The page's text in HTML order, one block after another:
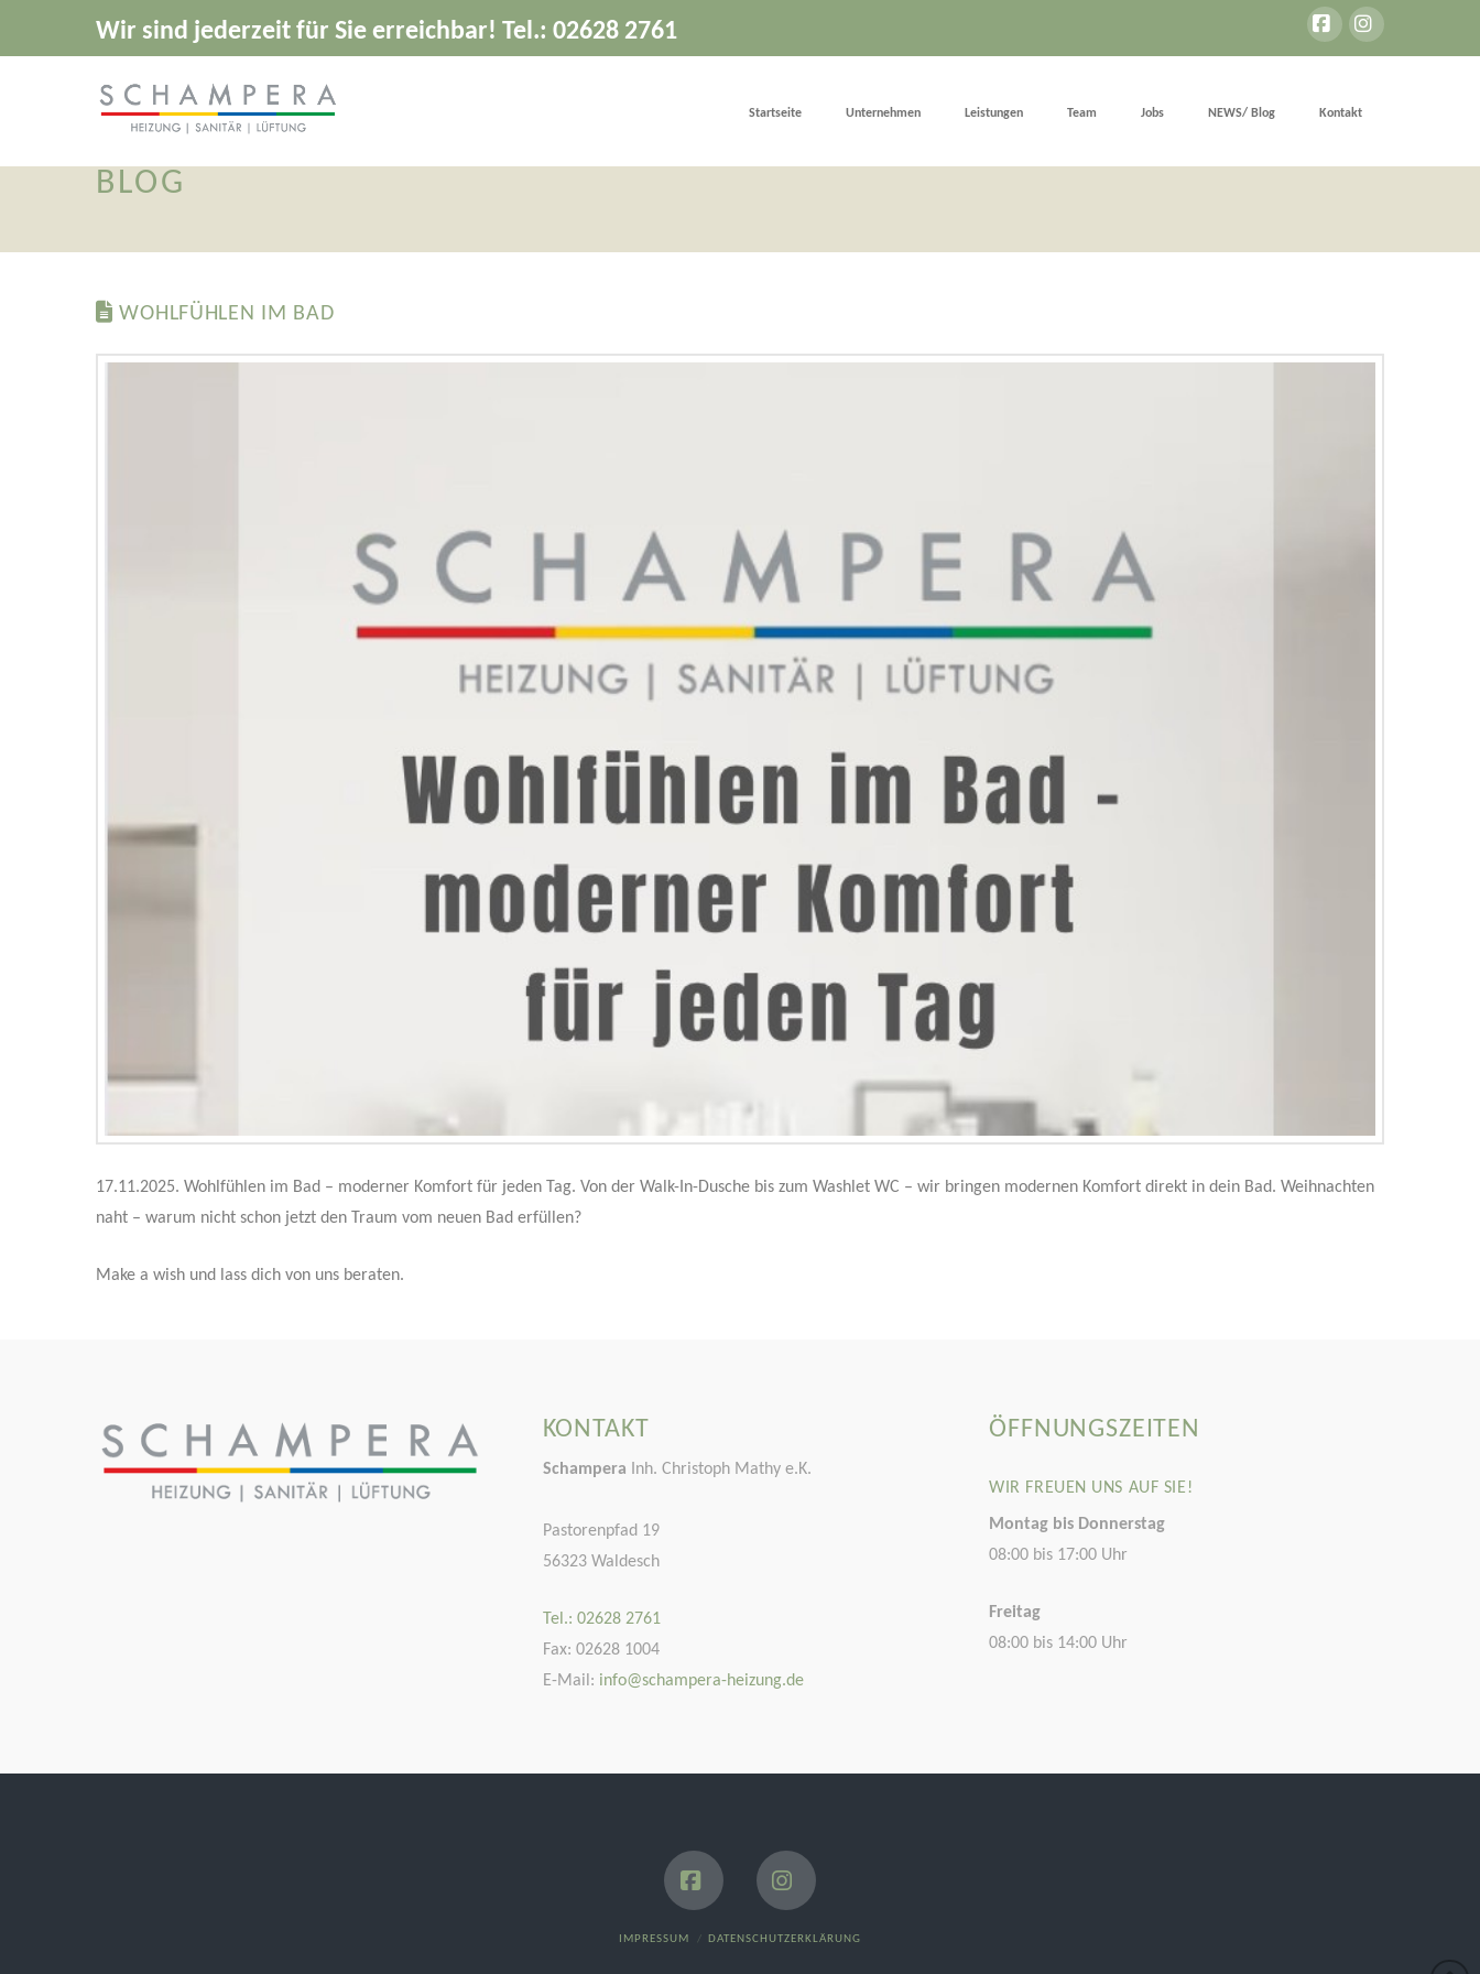
Wir sind jederzeit für Sie erreichbar! Tel.: 02628 2761
FacebookInstagram
Startseite Unternehmen Leistungen Team Jobs NEWS/ Blog Kontakt
BLOG
WOHLFÜHLEN IM BAD
17.11.2025. Wohlfühlen im Bad – moderner Komfort für jeden Tag. Von der Walk-In-Dusche bis zum Washlet WC – wir bringen modernen Komfort direkt in dein Bad. Weihnachten
naht – warum nicht schon jetzt den Traum vom neuen Bad erfüllen?
Make a wish und lass dich von uns beraten.
KONTAKT
Schampera Inh. Christoph Mathy e.K.
Pastorenpfad 19
56323 Waldesch
Tel.: 02628 2761
Fax: 02628 1004
E-Mail: info@schampera-heizung.de
ÖFFNUNGSZEITEN
WIR FREUEN UNS AUF SIE!
Montag bis Donnerstag
08:00 bis 17:00 Uhr
Freitag
08:00 bis 14:00 Uhr
FacebookInstagram
IMPRESSUM DATENSCHUTZERKLÄRUNG